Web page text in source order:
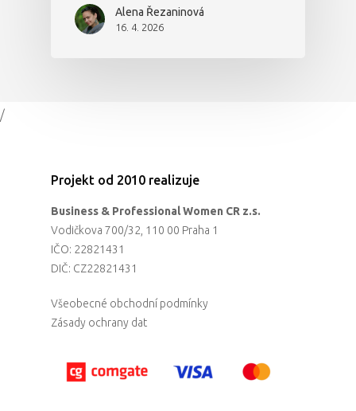
Alena Řezaninová
16. 4. 2026
/
Projekt od 2010 realizuje
Business & Professional Women CR z.s.
Vodičkova 700/32, 110 00 Praha 1
IČO: 22821431
DIČ: CZ22821431
Všeobecné obchodní podmínky
Zásady ochrany dat